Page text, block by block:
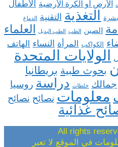
الأرض أو الكرة الأرضية الأطفال
التغذية التقنية الدماغ
الصين الطب الطب البديل العلماء
الكواكب المرأة النساء
الهاتف
الولايات المتحدة
بحوث طبية بريطانيا
جمالك خلطات دراسة روسيا
معلومات نصائح نصائح
غذائية
في الموقع لا تعبر